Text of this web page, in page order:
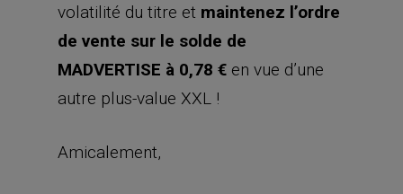
volatilité du titre et maintenez l’ordre
de vente sur le solde de
MADVERTISE à 0,78 € en vue d’une
autre plus-value XXL !
Amicalement,